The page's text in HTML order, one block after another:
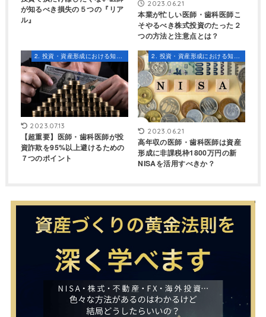
が知るべき損失の５つの『リア
ル』
2023.06.21
本業が忙しい医師・歯科医師こ
そやるべき株式投資のたった２
つの方法と注意点とは？
2. 投資・資産形成における知識とスキル
2023.07.13
【超重要】医師・歯科医師が投
資詐欺を95%以上避けるための
７つのポイント
2. 投資・資産形成における知識とスキル
2023.06.21
高年収の医師・歯科医師は資産
形成に非課税枠1800万円の新
NISAを活用すべきか？